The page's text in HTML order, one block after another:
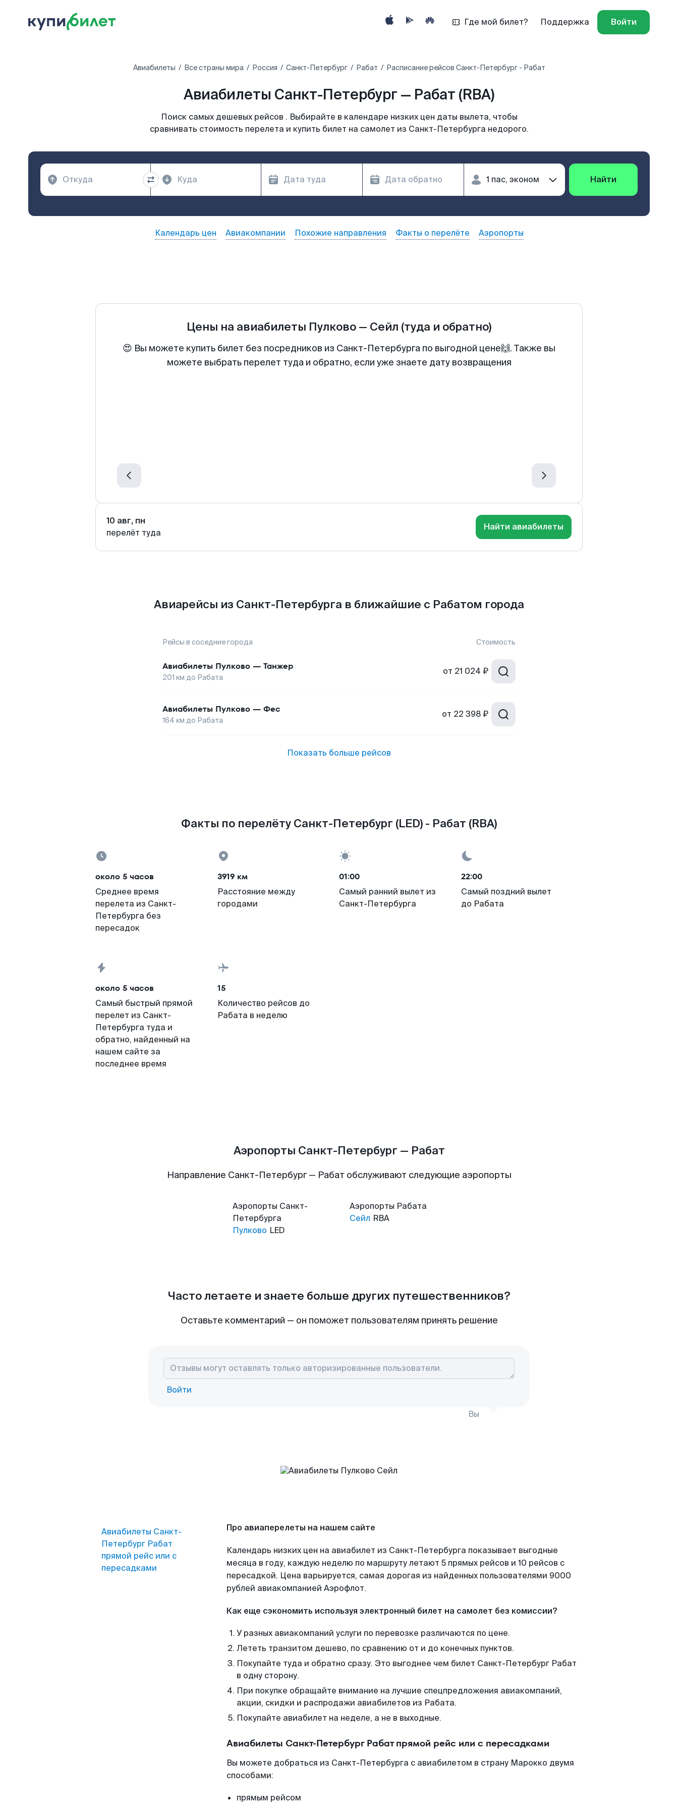
Где мой билет? Поддержка Войти
Авиабилеты Все страны мира Россия Санкт-Петербург Рабат Расписание рейсов Санкт-Петербург - Рабат
Авиабилеты Санкт-Петербург — Рабат (RBA)
Поиск самых дешевых рейсов . Выбирайте в календаре низких цен даты вылета, чтобы
сравнивать стоимость перелета и купить билет на самолет из Санкт-Петербурга недорого.
Найти
Календарь цен Авиакомпании Похожие направления Факты о перелёте Аэропорты
Цены на авиабилеты Пулково — Сейл (туда и обратно)
😍 Вы можете купить билет без посредников из Санкт-Петербурга по выгодной цене🙌. Также вы
можете выбрать перелет туда и обратно, если уже знаете дату возвращения
10 авг, пн
перелёт туда
Найти авиабилеты
Авиарейсы из Санкт-Петербурга в ближайшие с Рабатом города
Рейсы в соседние города Стоимость
Авиабилеты Пулково — Танжер
201 км до Рабата
от 21 024 ₽
Авиабилеты Пулково — Фес
164 км до Рабата
от 22 398 ₽
Показать больше рейсов
Факты по перелёту Санкт-Петербург (LED) - Рабат (RBA)
около 5 часов
Среднее время
перелета из Санкт-
Петербурга без
пересадок
3919 км
Расстояние между
городами
01:00
Самый ранний вылет из
Санкт-Петербурга
22:00
Самый поздний вылет
до Рабата
около 5 часов
Самый быстрый прямой
перелет из Санкт-
Петербурга туда и
обратно, найденный на
нашем сайте за
последнее время
15
Количество рейсов до
Рабата в неделю
Аэропорты Санкт-Петербург — Рабат
Направление Санкт-Петербург — Рабат обслуживают следующие аэропорты
Аэропорты Санкт-
Петербурга
Пулково LED
Аэропорты Рабата
Сейл RBA
Часто летаете и знаете больше других путешественников?
Оставьте комментарий — он поможет пользователям принять решение
Войти
Вы
Авиабилеты Санкт-
Петербург Рабат
прямой рейс или с
пересадками
Про авиаперелеты на нашем сайте
Календарь низких цен на авиабилет из Санкт-Петербурга показывает выгодные
месяца в году, каждую неделю по маршруту летают 5 прямых рейсов и 10 рейсов с
пересадкой. Цена варьируется, самая дорогая из найденных пользователями 9000
рублей авиакомпанией Аэрофлот.
Как еще сэкономить используя электронный билет на самолет без комиссии?
У разных авиакомпаний услуги по перевозке различаются по цене.
Лететь транзитом дешево, по сравнению от и до конечных пунктов.
Покупайте туда и обратно сразу. Это выгоднее чем билет Санкт-Петербург Рабат
в одну сторону.
При покупке обращайте внимание на лучшие спецпредложения авиакомпаний,
акции, скидки и распродажи авиабилетов из Рабата.
Покупайте авиабилет на неделе, а не в выходные.
Авиабилеты Санкт-Петербург Рабат прямой рейс или с пересадками
Вы можете добраться из Санкт-Петербурга с авиабилетом в страну Марокко двумя
способами:
прямым рейсом